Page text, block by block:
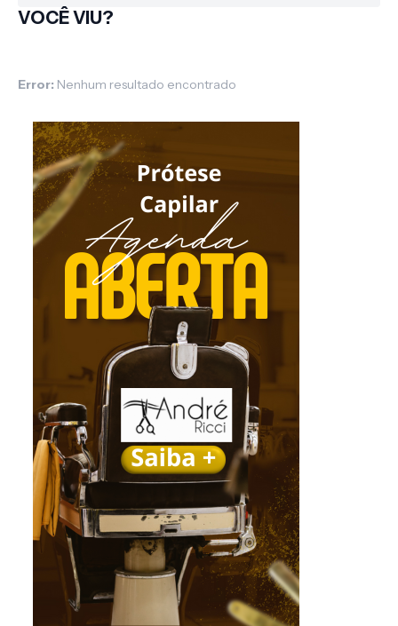
VOCÊ VIU?
Error: Nenhum resultado encontrado